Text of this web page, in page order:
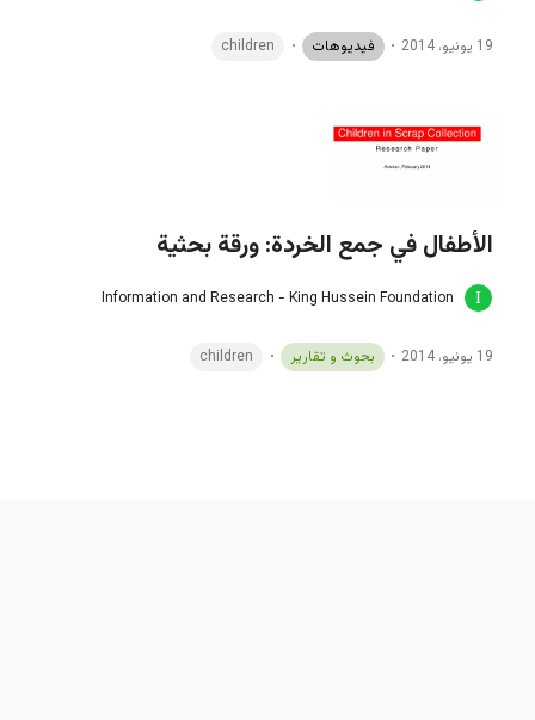
19 يونيو، 2014 فيديوهات children
الأطفال في جمع الخردة: ورقة بحثية
Information and Research - King Hussein Foundation
19 يونيو، 2014 بحوث و تقارير children